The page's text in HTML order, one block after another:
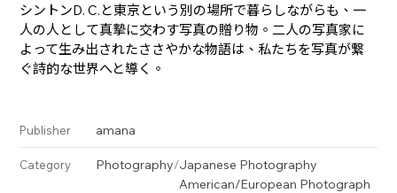
シントンD. C.と東京という別の場所で暮らしながらも、一
人の人として真摯に交わす写真の贈り物。二人の写真家に
よって生み出されたささやかな物語は、私たちを写真が繋
ぐ詩的な世界へと導く。
Publisher amana
Category Photography/Japanese Photography
American/European Photograph